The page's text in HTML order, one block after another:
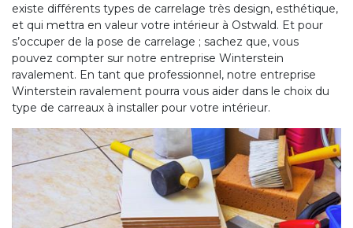
existe différents types de carrelage très design, esthétique,
et qui mettra en valeur votre intérieur à Ostwald. Et pour
s’occuper de la pose de carrelage ; sachez que, vous
pouvez compter sur notre entreprise Winterstein
ravalement. En tant que professionnel, notre entreprise
Winterstein ravalement pourra vous aider dans le choix du
type de carreaux à installer pour votre intérieur.